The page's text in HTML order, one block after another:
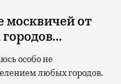
москвичей от
особо не
любых городов.